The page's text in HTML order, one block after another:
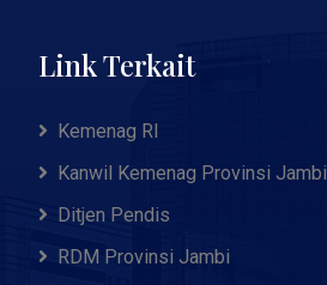
Link Terkait
Kemenag RI
Kanwil Kemenag Provinsi Jambi
Ditjen Pendis
RDM Provinsi Jambi